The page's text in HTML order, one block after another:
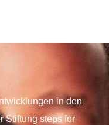
in den
Stiftung steps for